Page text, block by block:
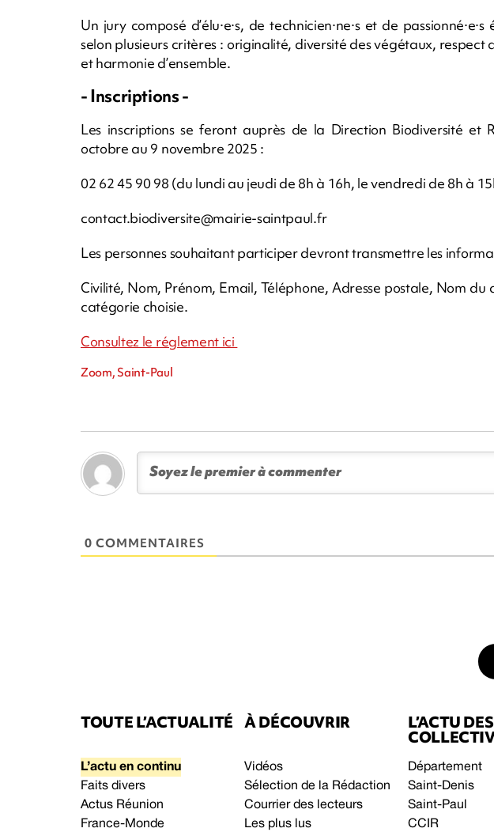
Un jury composé d’élu·e·s, de technicien·ne·s et de
selon plusieurs critères : originalité, diversité des végétaux, respect
et harmonie d’ensemble.
- Inscriptions -
Les inscriptions se feront auprès de la Direction Biodiversité et
octobre au 9 novembre 2025 :
02 62 45 90 98 (du lundi au jeudi de 8h à 16h, le vendredi de 8h à
contact.biodiversite@mairie-saintpaul.fr
Les personnes souhaitant participer devront transmettre les
Civilité, Nom, Prénom, Email, Téléphone, Adresse postale, Nom
catégorie choisie.
Consultez le réglement ici
Zoom, Saint-Paul
0 COMMENTAIRES
TOUTE L’ACTUALITÉ
L’actu en continu
Faits divers
Actus Réunion
France-Monde
À DÉCOUVRIR
Vidéos
Sélection de la Rédaction
Courrier des lecteurs
Les plus lus
L’ACTU DES
Département
Saint-Denis
Saint-Paul
CCIR